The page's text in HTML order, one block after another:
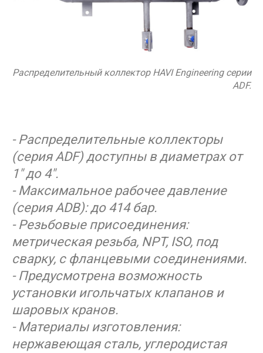
Распределительный коллектор HAVI Engineering серии
ADF.
- Распределительные коллекторы
(серия ADF) доступны в диаметрах от
1" до 4".
- Максимальное рабочее давление
(серия ADB): до 414 бар.
- Резьбовые присоединения:
метрическая резьба, NPT, ISO, под
сварку, с фланцевыми соединениями.
- Предусмотрена возможность
установки игольчатых клапанов и
шаровых кранов.
- Материалы изготовления:
нержавеющая сталь, углеродистая